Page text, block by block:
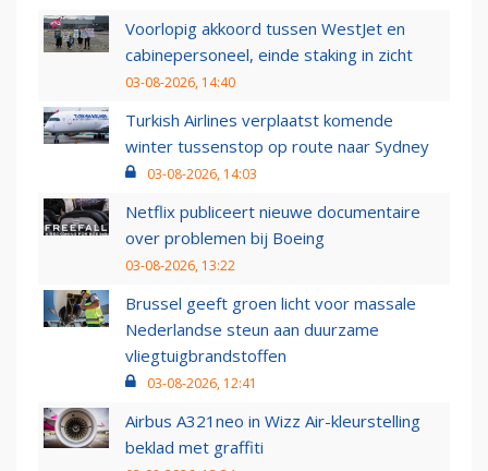
Voorlopig akkoord tussen WestJet en
cabinepersoneel, einde staking in zicht
03-08-2026, 14:40
Turkish Airlines verplaatst komende
winter tussenstop op route naar Sydney
03-08-2026, 14:03
Netflix publiceert nieuwe documentaire
over problemen bij Boeing
03-08-2026, 13:22
Brussel geeft groen licht voor massale
Nederlandse steun aan duurzame
vliegtuigbrandstoffen
03-08-2026, 12:41
Airbus A321neo in Wizz Air-kleurstelling
beklad met graffiti